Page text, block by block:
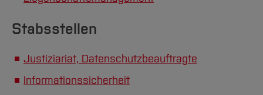
Stabsstellen
Justiziariat, Datenschutzbeauftragte
Informationssicherheit